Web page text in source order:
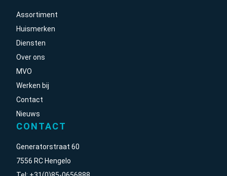
Assortiment
Huismerken
Diensten
Over ons
MVO
Werken bij
Contact
Nieuws
CONTACT
Generatorstraat 60
7556 RC Hengelo